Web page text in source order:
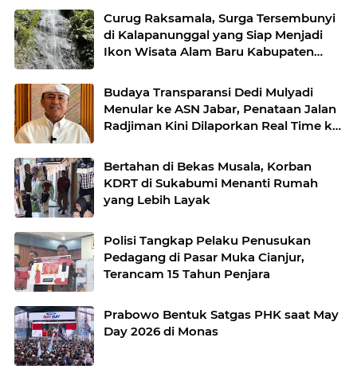
Curug Raksamala, Surga Tersembunyi
di Kalapanunggal yang Siap Menjadi
Ikon Wisata Alam Baru Kabupaten
Budaya Transparansi Dedi Mulyadi
Menular ke ASN Jabar, Penataan Jalan
Radjiman Kini Dilaporkan Real Time ke
Bertahan di Bekas Musala, Korban
KDRT di Sukabumi Menanti Rumah
yang Lebih Layak
Polisi Tangkap Pelaku Penusukan
Pedagang di Pasar Muka Cianjur,
Terancam 15 Tahun Penjara
Prabowo Bentuk Satgas PHK saat May
Day 2026 di Monas